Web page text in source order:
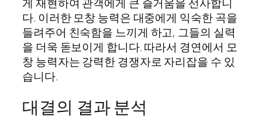
게 재현하여 관객에게 큰 즐거움을 선사합니
다. 이러한 모창 능력은 대중에게 익숙한 곡을
들려주어 친숙함을 느끼게 하고, 그들의 실력
을 더욱 돋보이게 합니다. 따라서 경연에서 모
창 능력자는 강력한 경쟁자로 자리잡을 수 있
습니다.
대결의 결과 분석